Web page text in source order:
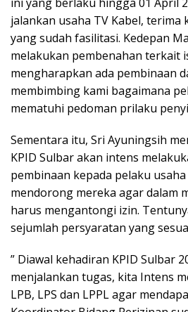
jalankan usaha TV Kabel, terima
yang sudah fasilitasi. Kedepan
melakukan pembenahan terkait
mengharapkan ada pembinaan
membimbing kami bagaimana
mematuhi pedoman prilaku
Sementara itu, Sri Ayuningsih
KPID Sulbar akan intens
pembinaan kepada pelaku
mendorong mereka agar dalam
harus mengantongi izin.
sejumlah persyaratan yang
” Diawal kehadiran KPID Sulbar
menjalankan tugas, kita Intens
LPB, LPS dan LPPL agar